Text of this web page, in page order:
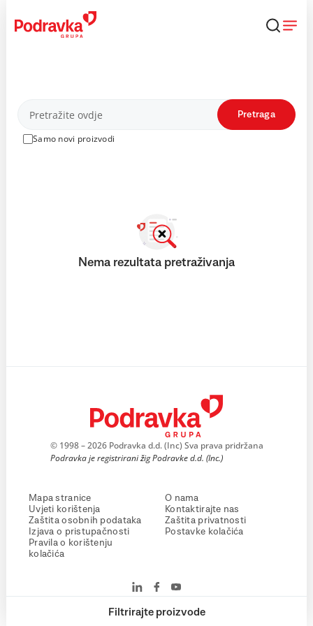
content
Proizvodi
Samo novi proizvodi
Pretraga
Filtrirajte proizvode
Nema rezultata pretraživanja
© 1998 – 2026 Podravka d.d. (Inc) Sva prava pridržana
Podravka je registrirani žig Podravke d.d. (Inc.)
Mapa stranice
Uvjeti korištenja
Zaštita osobnih podataka
Izjava o pristupačnosti
Pravila o korištenju
kolačića
O nama
Kontaktirajte nas
Zaštita privatnosti
Postavke kolačića